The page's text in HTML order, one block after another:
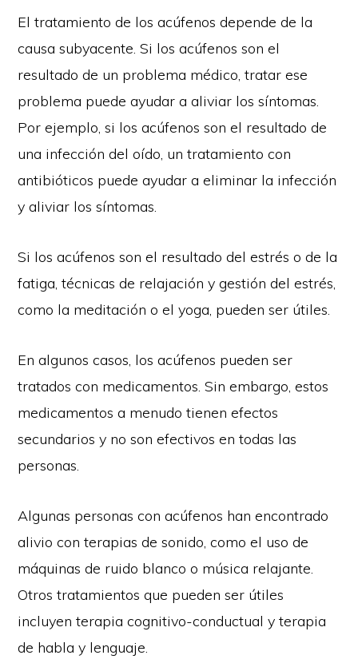
El tratamiento de los acúfenos depende de la
causa subyacente. Si los acúfenos son el
resultado de un problema médico, tratar ese
problema puede ayudar a aliviar los síntomas.
Por ejemplo, si los acúfenos son el resultado de
una infección del oído, un tratamiento con
antibióticos puede ayudar a eliminar la infección
y aliviar los síntomas.
Si los acúfenos son el resultado del estrés o de la
fatiga, técnicas de relajación y gestión del estrés,
como la meditación o el yoga, pueden ser útiles.
En algunos casos, los acúfenos pueden ser
tratados con medicamentos. Sin embargo, estos
medicamentos a menudo tienen efectos
secundarios y no son efectivos en todas las
personas.
Algunas personas con acúfenos han encontrado
alivio con terapias de sonido, como el uso de
máquinas de ruido blanco o música relajante.
Otros tratamientos que pueden ser útiles
incluyen terapia cognitivo-conductual y terapia
de habla y lenguaje.